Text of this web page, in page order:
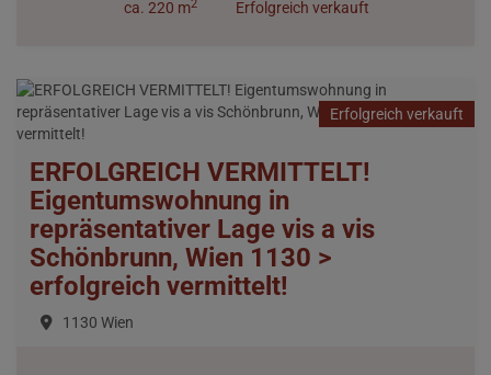
ca. 220 m2 Erfolgreich verkauft
Erfolgreich verkauft
ERFOLGREICH VERMITTELT!
Eigentumswohnung in
repräsentativer Lage vis a vis
Schönbrunn, Wien 1130 >
erfolgreich vermittelt!
1130 Wien